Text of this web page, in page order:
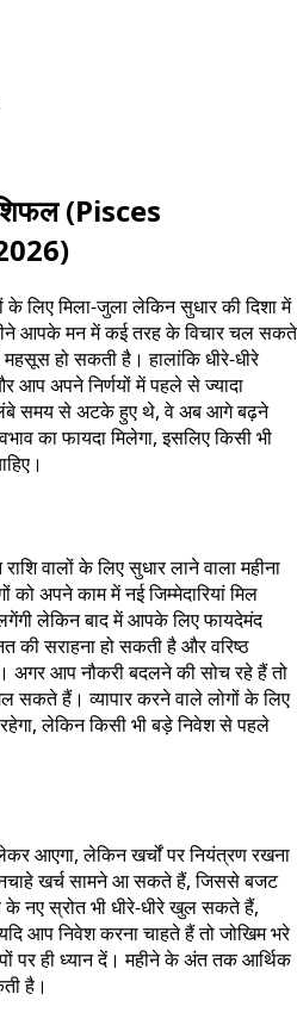
(Pisces
के लिए मिला-जुला लेकिन सुधार की दिशा में
आपके मन में कई तरह के विचार चल सकते
हो सकती है। हालांकि धीरे-धीरे
आप अपने निर्णयों में पहले से ज्यादा
लंबे समय से अटके हुए थे, वे अब आगे बढ़ने
का फायदा मिलेगा, इसलिए किसी भी
वालों के लिए सुधार लाने वाला महीना
को अपने काम में नई जिम्मेदारियां मिल
लेकिन बाद में आपके लिए फायदेमंद
की सराहना हो सकती है और वरिष्ठ
आप नौकरी बदलने की सोच रहे हैं तो
सकते हैं। व्यापार करने वाले लोगों के लिए
लेकिन किसी भी बड़े निवेश से पहले
आएगा, लेकिन खर्चों पर नियंत्रण रखना
खर्च सामने आ सकते हैं, जिससे बजट
नए स्रोत भी धीरे-धीरे खुल सकते हैं,
आप निवेश करना चाहते हैं तो जोखिम भरे
पर ही ध्यान दें। महीने के अंत तक आर्थिक
है।